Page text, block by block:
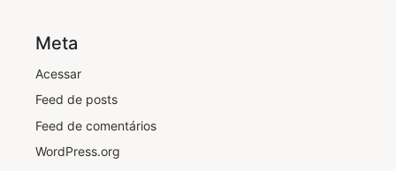
Meta
Acessar
Feed de posts
Feed de comentários
WordPress.org